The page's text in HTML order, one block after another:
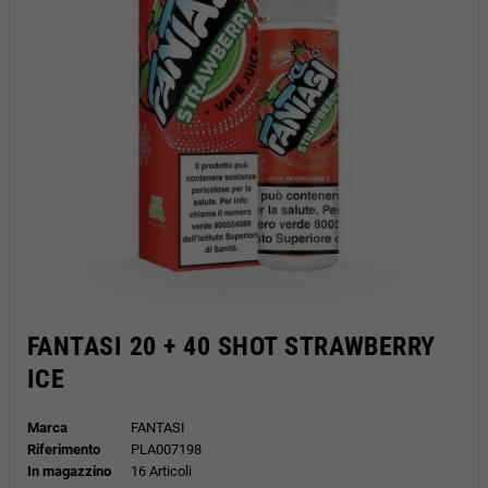
FANTASI 20 + 40 SHOT STRAWBERRY
ICE
Marca
FANTASI
Riferimento
PLA007198
In magazzino
16 Articoli